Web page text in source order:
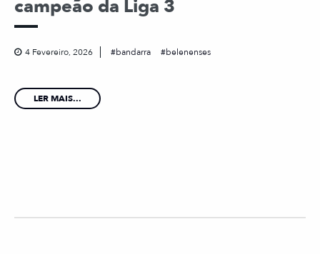
campeão da Liga 3
4 Fevereiro, 2026 bandarra belenenses
LER MAIS...